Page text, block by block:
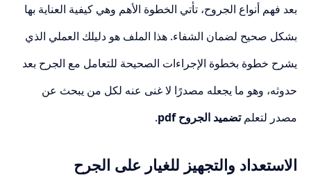
بعد فهم أنواع الجروح، تأتي الخطوة الأهم وهي كيفية العناية بها
بشكل صحيح لضمان الشفاء. هذا الملف هو دليلك العملي الذي
يشرح خطوة بخطوة الإجراءات الصحيحة للتعامل مع الجرح بعد
حدوثه، وهو ما يجعله مصدرًا لا غنى عنه لكل من يبحث عن
مصدر لتعلمتضميد الجروح pdf .
الاستعداد والتجهيز للغيار على الجرح